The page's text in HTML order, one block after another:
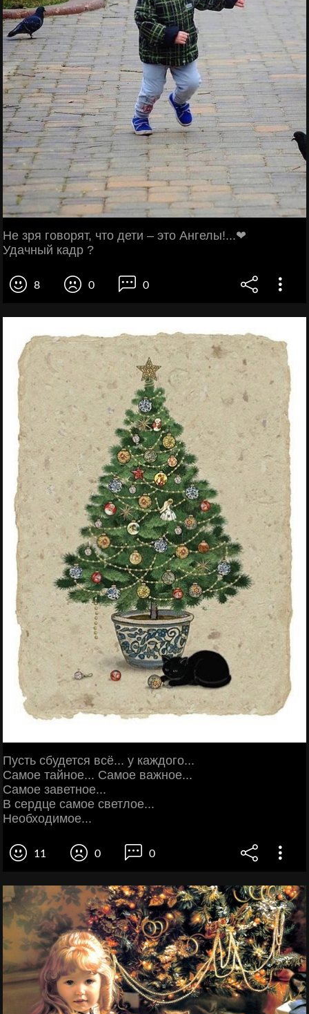
Не зря говорят, что дети – это Ангелы!...❤
Удачный кадр ?
8 0 0
Пусть сбудется всё... у каждого...
Самoe тайное... Самoe важное...
Самoe заветнoe...
В сердце самoe светлое...
Необходимoe...
11 0 0